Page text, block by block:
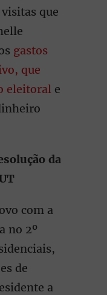
que
gastos
que
eleitoral e
da
com a
no 2º
de
a